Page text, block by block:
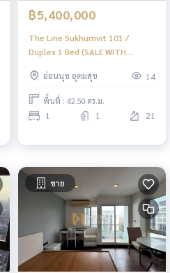
฿5,400,000
The Line Sukhumvit 101 /
Duplex 1 Bed (SALE WITH
ดูเพล็กซ์ 1 ห้องนอน (ขายพร้อมผู้
เช่า) PYN275
อ่อนนุช อุดมสุข 14
พื้นที่ : 42.50 ตร.ม.
1 1 21
ขาย